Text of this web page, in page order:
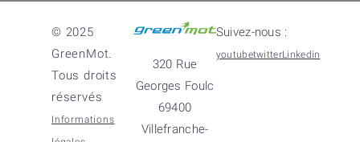
© 2025
GreenMot.
Tous droits
réservés
Informations
320 Rue
Georges Foulc
69400
Villefranche-
Suivez-nous :
youtubetwitterLinkedin